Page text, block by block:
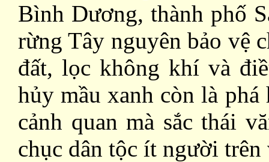
Bình Dương, thành phố
rừng Tây nguyên bảo vệ
đất, lọc không khí và
hủy mầu xanh còn là
cảnh quan mà sắc thái
chục dân tộc ít người trên